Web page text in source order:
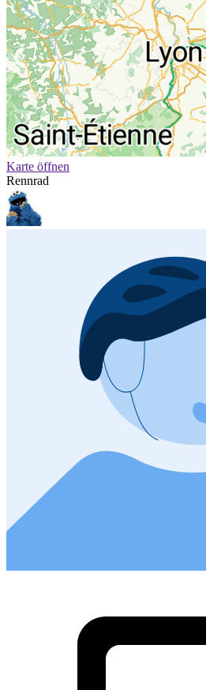
Karte öffnen
Rennrad